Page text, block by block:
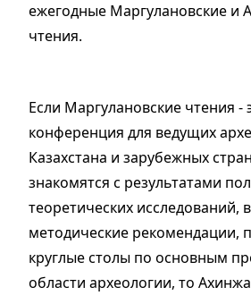
ежегодные Маргулановские и
чтения.
Если Маргулановские чтения -
конференция для ведущих
Казахстана и зарубежных
знакомятся с результатами
теоретических исследований,
методические рекомендации,
круглые столы по основным
области археологии, то